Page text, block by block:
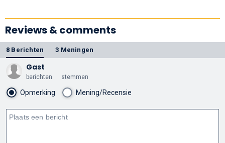
Reviews & comments
8 Berichten 3 Meningen
Gast
berichten stemmen
Opmerking Mening/Recensie